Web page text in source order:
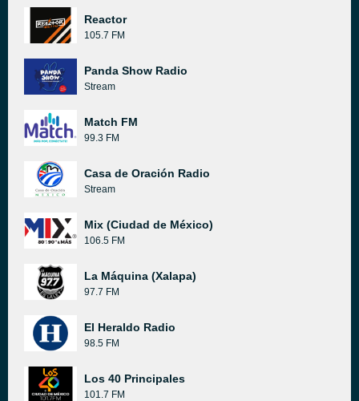
Reactor
105.7 FM
Panda Show Radio
Stream
Match FM
99.3 FM
Casa de Oración Radio
Stream
Mix (Ciudad de México)
106.5 FM
La Máquina (Xalapa)
97.7 FM
El Heraldo Radio
98.5 FM
Los 40 Principales
101.7 FM